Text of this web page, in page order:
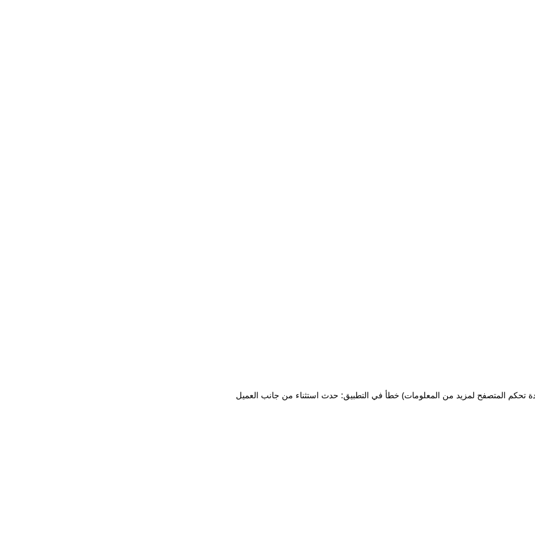
خطأ في التطبيق: حدث استثناء من جانب العميل تحكم المتصفح لمزيد من المعلومات)